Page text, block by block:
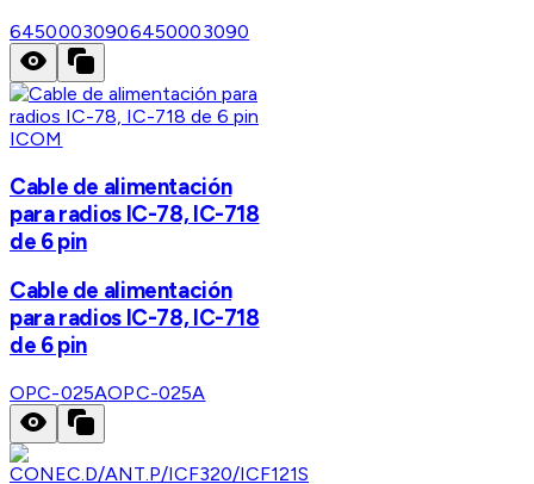
64500030906450003090
ICOM
Cable de alimentación
para radios IC-78, IC-718
de 6 pin
Cable de alimentación
para radios IC-78, IC-718
de 6 pin
OPC-025AOPC-025A